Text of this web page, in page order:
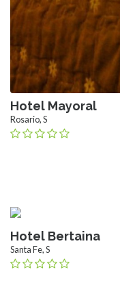
Hotel Mayoral
Rosario, S
Hotel Bertaina
Santa Fe, S